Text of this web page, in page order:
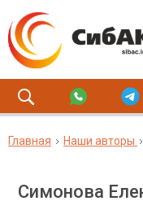
Главная Наши авторы
Симонова